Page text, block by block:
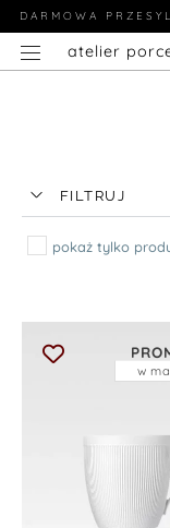
DARMOWA
atelier
FILTRUJ
pokaż tylko
w